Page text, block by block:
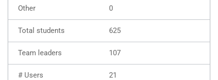
0
625
107
21